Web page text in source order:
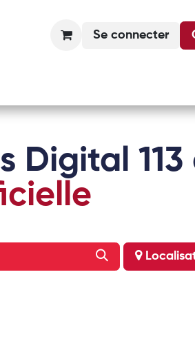
Se connecter
Digital 113